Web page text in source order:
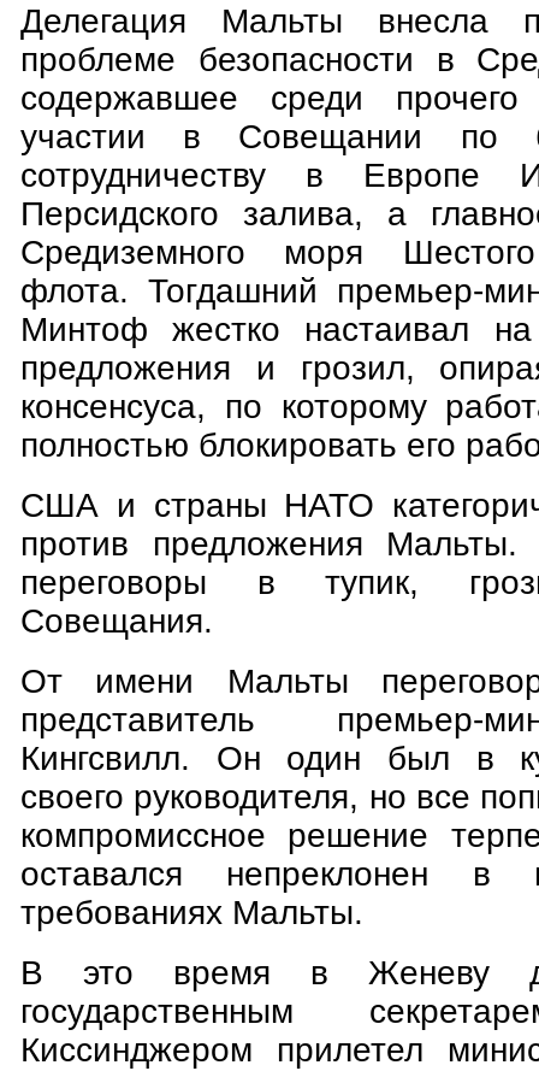
Делегация Мальты внесла
проблеме безопасности в
содержавшее среди
участии в Совещании по
сотрудничеству в Европе
Персидского залива, а
Средиземного моря Шестого
флота. Тогдашний премьер-
Минтоф жестко настаивал на
предложения и грозил,
консенсуса, по которому
полностью блокировать его
США и страны НАТО
против предложения
переговоры в тупик,
Совещания.
От имени Мальты
представитель премьер-
Кингсвилл. Он один был в
своего руководителя, но все
компромиссное решение
оставался непреклонен в
требованиях Мальты.
В это время в Женеву
государственным
Киссинджером прилетел